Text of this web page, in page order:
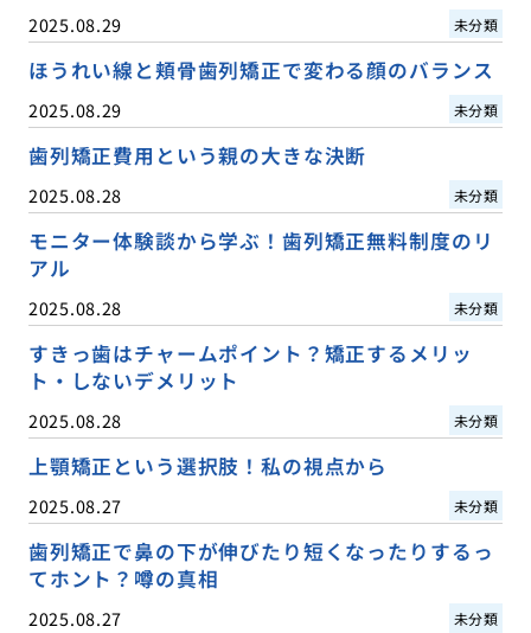
2025.08.29 未分類
ほうれい線と頬骨歯列矯正で変わる顔のバランス
2025.08.29 未分類
歯列矯正費用という親の大きな決断
2025.08.28 未分類
モニター体験談から学ぶ！歯列矯正無料制度のリ
アル
2025.08.28 未分類
すきっ歯はチャームポイント？矯正するメリッ
ト・しないデメリット
2025.08.28 未分類
上顎矯正という選択肢！私の視点から
2025.08.27 未分類
歯列矯正で鼻の下が伸びたり短くなったりするっ
てホント？噂の真相
2025.08.27 未分類